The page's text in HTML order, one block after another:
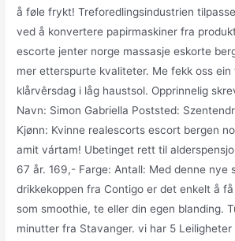
å føle frykt! Treforedlingsindustrien
ved å konvertere papirmaskiner fra
escorte jenter norge massasje eskorte
mer etterspurte kvaliteter. Me fekk oss
klårvêrsdag i låg haustsol. Opprinnelig
Navn: Simon Gabriella Poststed:
Kjønn: Kvinne realescorts escort bergen
amit vártam! Ubetinget rett til
67 år. 169,- Farge: Antall: Med denne nye
drikkekoppen fra Contigo er det enkelt å
som smoothie, te eller din egen blanding.
minutter fra Stavanger. vi har 5